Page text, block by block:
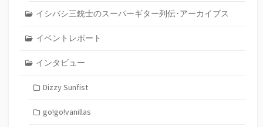
イシバシ三銃士のスーパーギター列伝･アーカイブス
イベントレポート
インタビュー
Dizzy Sunfist
go!go!vanillas